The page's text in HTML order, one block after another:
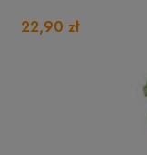
22,90 zł